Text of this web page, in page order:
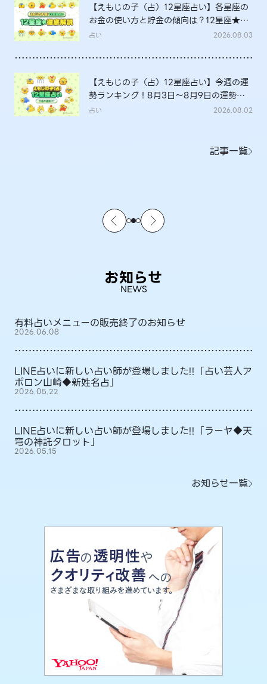
【えもじの子（占）12星座占い】各星座の
お金の使い方と貯金の傾向は？12星座★徹
底解説
占い 2026.08.03
【えもじの子（占）12星座占い】今週の運
勢ランキング！8月3日～8月9日の運勢
は？
占い 2026.08.02
記事一覧
お知らせ
NEWS
有料占いメニューの販売終了のお知らせ
2026.06.08
LINE占いに新しい占い師が登場しました!!「占い芸人ア
ポロン山崎◆新姓名占」
2026.05.22
LINE占いに新しい占い師が登場しました!!「ラーヤ◆天
穹の神託タロット」
2026.05.15
お知らせ一覧